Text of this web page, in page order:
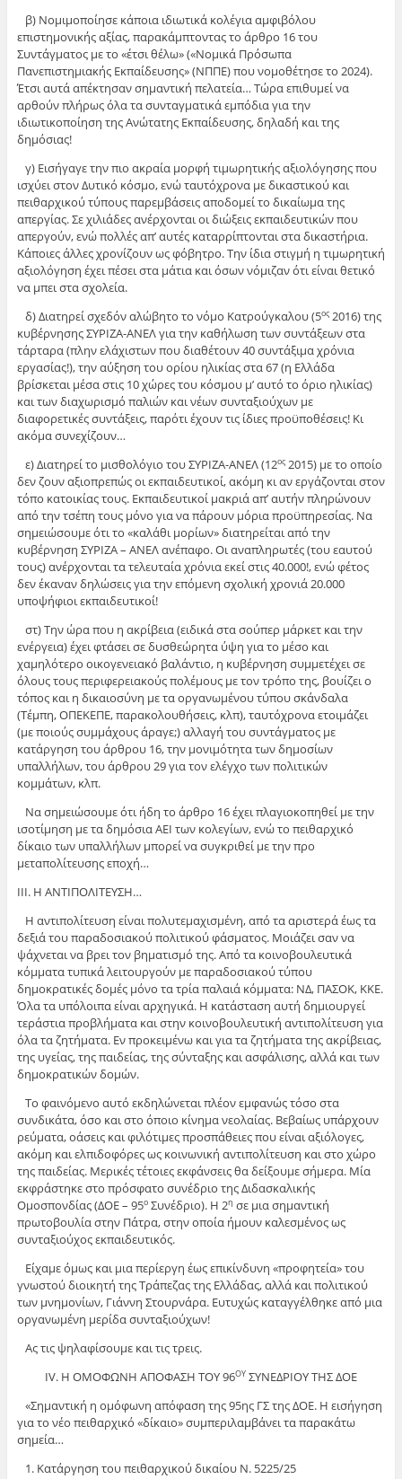
β) Νομιμοποίησε κάποια ιδιωτικά κολέγια αμφιβόλου
επιστημονικής αξίας, παρακάμπτοντας το άρθρο 16 του
Συντάγματος με το «έτσι θέλω» («Νομικά Πρόσωπα
Πανεπιστημιακής Εκπαίδευσης» (ΝΠΠΕ) που νομοθέτησε το 2024).
Έτσι αυτά απέκτησαν σημαντική πελατεία… Τώρα επιθυμεί να
αρθούν πλήρως όλα τα συνταγματικά εμπόδια για την
ιδιωτικοποίηση της Ανώτατης Εκπαίδευσης, δηλαδή και της
δημόσιας!
γ) Εισήγαγε την πιο ακραία μορφή τιμωρητικής αξιολόγησης που
ισχύει στον Δυτικό κόσμο, ενώ ταυτόχρονα με δικαστικού και
πειθαρχικού τύπους παρεμβάσεις αποδομεί το δικαίωμα της
απεργίας. Σε χιλιάδες ανέρχονται οι διώξεις εκπαιδευτικών που
απεργούν, ενώ πολλές απ’ αυτές καταρρίπτονται στα δικαστήρια.
Κάποιες άλλες χρονίζουν ως φόβητρο. Την ίδια στιγμή η τιμωρητική
αξιολόγηση έχει πέσει στα μάτια και όσων νόμιζαν ότι είναι θετικό
να μπει στα σχολεία.
δ) Διατηρεί σχεδόν αλώβητο το νόμο Κατρούγκαλου (5ος2016) της
κυβέρνησης ΣΥΡΙΖΑ-ΑΝΕΛ για την καθήλωση των συντάξεων στα
τάρταρα (πλην ελάχιστων που διαθέτουν 40 συντάξιμα χρόνια
εργασίας!), την αύξηση του ορίου ηλικίας στα 67 (η Ελλάδα
βρίσκεται μέσα στις 10 χώρες του κόσμου μ’ αυτό το όριο ηλικίας)
και των διαχωρισμό παλιών και νέων συνταξιούχων με
διαφορετικές συντάξεις, παρότι έχουν τις ίδιες προϋποθέσεις! Κι
ακόμα συνεχίζουν…
ε) Διατηρεί το μισθολόγιο του ΣΥΡΙΖΑ-ΑΝΕΛ (12ος2015) με το οποίο
δεν ζουν αξιοπρεπώς οι εκπαιδευτικοί, ακόμη κι αν εργάζονται στον
τόπο κατοικίας τους. Εκπαιδευτικοί μακριά απ’ αυτήν πληρώνουν
από την τσέπη τους μόνο για να πάρουν μόρια προϋπηρεσίας. Να
σημειώσουμε ότι το «καλάθι μορίων» διατηρείται από την
κυβέρνηση ΣΥΡΙΖΑ – ΑΝΕΛ ανέπαφο. Οι αναπληρωτές (του εαυτού
τους) ανέρχονται τα τελευταία χρόνια εκεί στις 40.000!, ενώ φέτος
δεν έκαναν δηλώσεις για την επόμενη σχολική χρονιά 20.000
υποψήφιοι εκπαιδευτικοί!
στ) Την ώρα που η ακρίβεια (ειδικά στα σούπερ μάρκετ και την
ενέργεια) έχει φτάσει σε δυσθεώρητα ύψη για το μέσο και
χαμηλότερο οικογενειακό βαλάντιο, η κυβέρνηση συμμετέχει σε
όλους τους περιφερειακούς πολέμους με τον τρόπο της, βουίζει ο
τόπος και η δικαιοσύνη με τα οργανωμένου τύπου σκάνδαλα
(Τέμπη, ΟΠΕΚΕΠΕ, παρακολουθήσεις, κλπ), ταυτόχρονα ετοιμάζει
(με ποιούς συμμάχους άραγε;) αλλαγή του συντάγματος με
κατάργηση του άρθρου 16, την μονιμότητα των δημοσίων
υπαλλήλων, του άρθρου 29 για τον ελέγχο των πολιτικών
κομμάτων, κλπ.
Να σημειώσουμε ότι ήδη το άρθρο 16 έχει πλαγιοκοπηθεί με την
ισοτίμηση με τα δημόσια ΑΕΙ των κολεγίων, ενώ το πειθαρχικό
δίκαιο των υπαλλήλων μπορεί να συγκριθεί με την προ
μεταπολίτευσης εποχή…
ΙΙΙ. Η ΑΝΤΙΠΟΛΙΤΕΥΣΗ…
Η αντιπολίτευση είναι πολυτεμαχισμένη, από τα αριστερά έως τα
δεξιά του παραδοσιακού πολιτικού φάσματος. Μοιάζει σαν να
ψάχνεται να βρει τον βηματισμό της. Από τα κοινοβουλευτικά
κόμματα τυπικά λειτουργούν με παραδοσιακού τύπου
δημοκρατικές δομές μόνο τα τρία παλαιά κόμματα: ΝΔ, ΠΑΣΟΚ, ΚΚΕ.
Όλα τα υπόλοιπα είναι αρχηγικά. Η κατάσταση αυτή δημιουργεί
τεράστια προβλήματα και στην κοινοβουλευτική αντιπολίτευση για
όλα τα ζητήματα. Εν προκειμένω και για τα ζητήματα της ακρίβειας,
της υγείας, της παιδείας, της σύνταξης και ασφάλισης, αλλά και των
δημοκρατικών δομών.
Το φαινόμενο αυτό εκδηλώνεται πλέον εμφανώς τόσο στα
συνδικάτα, όσο και στο όποιο κίνημα νεολαίας. Βεβαίως υπάρχουν
ρεύματα, οάσεις και φιλότιμες προσπάθειες που είναι αξιόλογες,
ακόμη και ελπιδοφόρες ως κοινωνική αντιπολίτευση και στο χώρο
της παιδείας. Μερικές τέτοιες εκφάνσεις θα δείξουμε σήμερα. Μία
εκφράστηκε στο πρόσφατο συνέδριο της Διδασκαλικής
Ομοσπονδίας (ΔΟΕ – 95οΣυνέδριο). Η 2η σε μια σημαντική
πρωτοβουλία στην Πάτρα, στην οποία ήμουν καλεσμένος ως
συνταξιούχος εκπαιδευτικός.
Είχαμε όμως και μια περίεργη έως επικίνδυνη «προφητεία» του
γνωστού διοικητή της Τράπεζας της Ελλάδας, αλλά και πολιτικού
των μνημονίων, Γιάννη Στουρνάρα. Ευτυχώς καταγγέλθηκε από μια
οργανωμένη μερίδα συνταξιούχων!
Ας τις ψηλαφίσουμε και τις τρεις.
ΙV. Η ΟΜΟΦΩΝΗ ΑΠΟΦΑΣΗ ΤΟΥ 96ΟΥ ΣΥΝΕΔΡΙΟΥ ΤΗΣ ΔΟΕ
«Σημαντική η ομόφωνη απόφαση της 95ης ΓΣ της ΔΟΕ. Η εισήγηση
για το νέο πειθαρχικό «δίκαιο» συμπεριλαμβάνει τα παρακάτω
σημεία…
1. Κατάργηση του πειθαρχικού δικαίου Ν. 5225/25